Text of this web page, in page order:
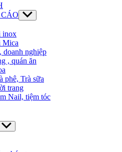
Show
sub
inox
Mica
doanh nghiệp
, quán ăn
phê, Trà sữa
trang
Nail, tiệm tóc
Show
sub